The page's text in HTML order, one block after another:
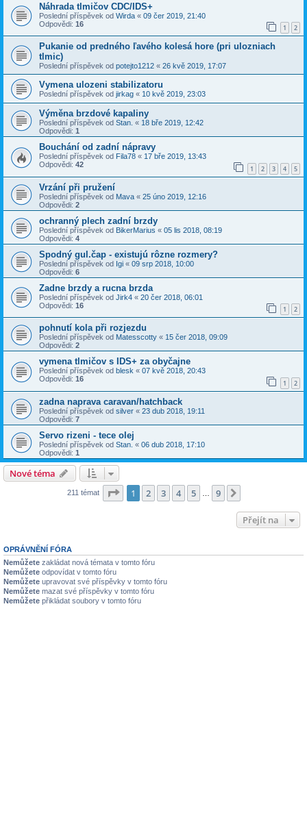
Náhrada tlmičov CDC/IDS+
Poslední příspěvek od Wirda « 09 čer 2019, 21:40
Odpovědi: 16 1 2
Pukanie od predného ľavého kolesá hore (pri ulozniach
tlmic)
Poslední příspěvek od potejto1212 « 26 kvě 2019, 17:07
Vymena ulozeni stabilizatoru
Poslední příspěvek od jirkag « 10 kvě 2019, 23:03
Výměna brzdové kapaliny
Poslední příspěvek od Stan. « 18 bře 2019, 12:42
Odpovědi: 1
Bouchání od zadní nápravy
Poslední příspěvek od Fila78 « 17 bře 2019, 13:43
Odpovědi: 42 1 2 3 4 5
Vrzání při pružení
Poslední příspěvek od Mava « 25 úno 2019, 12:16
Odpovědi: 2
ochranný plech zadní brzdy
Poslední příspěvek od BikerMarius « 05 lis 2018, 08:19
Odpovědi: 4
Spodný gul.čap - existujú rôzne rozmery?
Poslední příspěvek od Igi « 09 srp 2018, 10:00
Odpovědi: 6
Zadne brzdy a rucna brzda
Poslední příspěvek od Jirk4 « 20 čer 2018, 06:01
Odpovědi: 16 1 2
pohnutí kola při rozjezdu
Poslední příspěvek od Matesscotty « 15 čer 2018, 09:09
Odpovědi: 2
vymena tlmičov s IDS+ za obyčajne
Poslední příspěvek od blesk « 07 kvě 2018, 20:43
Odpovědi: 16 1 2
zadna naprava caravan/hatchback
Poslední příspěvek od silver « 23 dub 2018, 19:11
Odpovědi: 7
Servo rizeni - tece olej
Poslední příspěvek od Stan. « 06 dub 2018, 17:10
Odpovědi: 1
Nové téma
211 témat Stránka z
1 2 3 4 5 9
Přejít na
OPRÁVNĚNÍ FÓRA
Nemůžete zakládat nová témata v tomto fóru
Nemůžete odpovídat v tomto fóru
Nemůžete upravovat své příspěvky v tomto fóru
Nemůžete mazat své příspěvky v tomto fóru
Nemůžete přikládat soubory v tomto fóru